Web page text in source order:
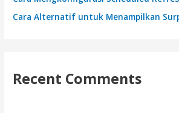
Cara Alternatif untuk Menampilkan
Recent Comments